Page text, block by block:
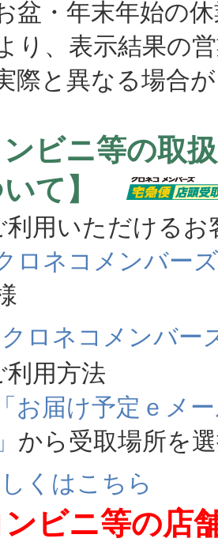
盆・年末年始の
り、表示結果の
と異なる場合が
ンビニ等の取
いて】
用いただけるお
ロネコメンバーズ
クロネコメンバー
用方法
「お届け予定ｅメ
から受取場所を
くはこちら
ビニ等の店